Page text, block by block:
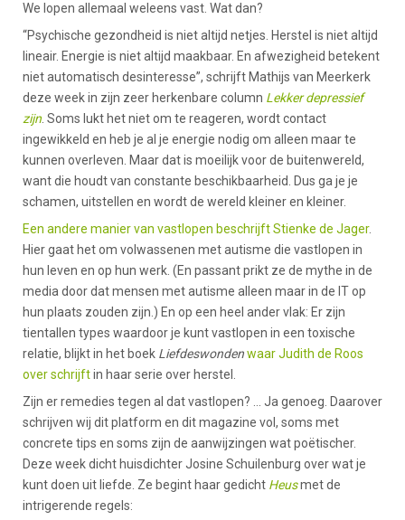
We lopen allemaal weleens vast. Wat dan?
“Psychische gezondheid is niet altijd netjes. Herstel is niet altijd
lineair. Energie is niet altijd maakbaar. En afwezigheid betekent
niet automatisch desinteresse”, schrijft Mathijs van Meerkerk
deze week in zijn zeer herkenbare column Lekker depressief
zijn. Soms lukt het niet om te reageren, wordt contact
ingewikkeld en heb je al je energie nodig om alleen maar te
kunnen overleven. Maar dat is moeilijk voor de buitenwereld,
want die houdt van constante beschikbaarheid. Dus ga je je
schamen, uitstellen en wordt de wereld kleiner en kleiner.
Een andere manier van vastlopen beschrijft Stienke de Jager.
Hier gaat het om volwassenen met autisme die vastlopen in
hun leven en op hun werk. (En passant prikt ze de mythe in de
media door dat mensen met autisme alleen maar in de IT op
hun plaats zouden zijn.) En op een heel ander vlak: Er zijn
tientallen types waardoor je kunt vastlopen in een toxische
relatie, blijkt in het boek Liefdeswondenwaar Judith de Roos
over schrijftin haar serie over herstel.
Zijn er remedies tegen al dat vastlopen? ... Ja genoeg. Daarover
schrijven wij dit platform en dit magazine vol, soms met
concrete tips en soms zijn de aanwijzingen wat poëtischer.
Deze week dicht huisdichter Josine Schuilenburg over wat je
kunt doen uit liefde. Ze begint haar gedicht Heusmet de
intrigerende regels: